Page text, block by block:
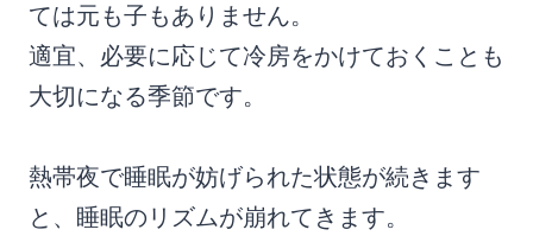
ては元も子もありません。
適宜、必要に応じて冷房をかけておくことも
大切になる季節です。
熱帯夜で睡眠が妨げられた状態が続きます
と、睡眠のリズムが崩れてきます。